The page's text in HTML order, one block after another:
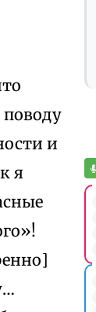
и
я